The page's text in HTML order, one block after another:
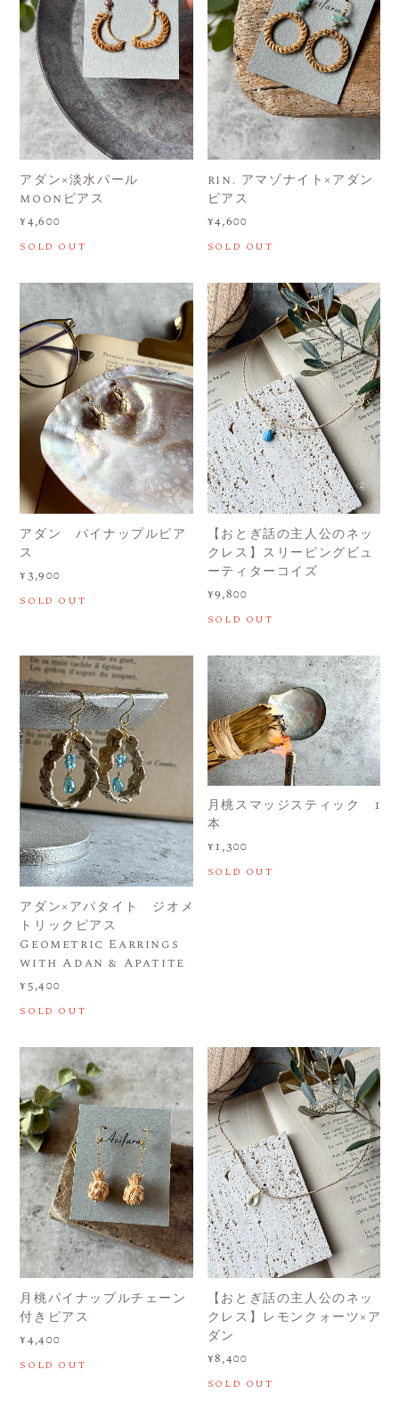
アダン×淡水パール
moonピアス
¥4,600
SOLD OUT
rin. アマゾナイト×アダン
ピアス
¥4,600
SOLD OUT
アダン パイナップルピア
ス
¥3,900
SOLD OUT
【おとぎ話の主人公のネッ
クレス】スリーピングビュ
ーティターコイズ
¥9,800
SOLD OUT
アダン×アパタイト ジオメ
トリックピアス
Geometric Earrings
with Adan & Apatite
¥5,400
SOLD OUT
月桃スマッジスティック 1
本
¥1,300
SOLD OUT
月桃パイナップルチェーン
付きピアス
¥4,400
SOLD OUT
【おとぎ話の主人公のネッ
クレス】レモンクォーツ×ア
ダン
¥8,400
SOLD OUT